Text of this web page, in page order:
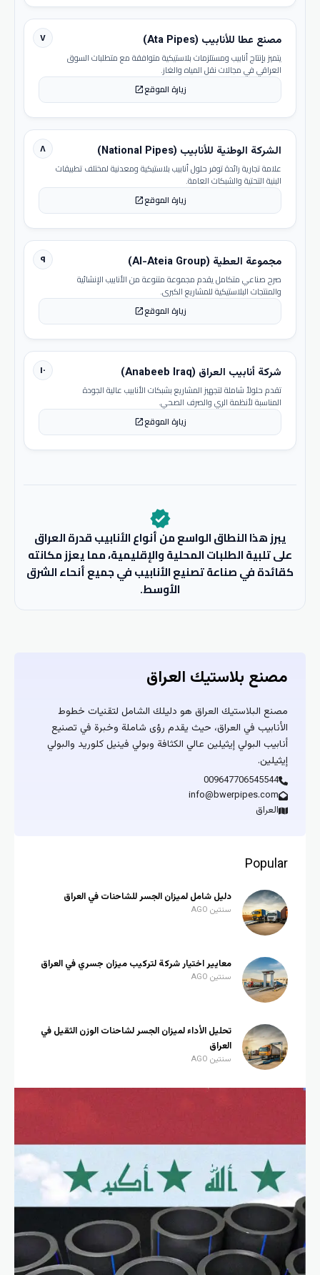
٧ مصنع عطا للأنابيب (Ata Pipes)
يتميز بإنتاج أنابيب ومستلزمات بلاستيكية متوافقة مع متطلبات السوق
العراقي في مجالات نقل المياه والغاز.
زيارة الموقعopen_in_new
٨ الشركة الوطنية للأنابيب (National Pipes)
علامة تجارية رائدة توفر حلول أنابيب بلاستيكية ومعدنية لمختلف تطبيقات
البنية التحتية والشبكات العامة.
زيارة الموقعopen_in_new
٩ مجموعة العطية (Al-Ateia Group)
صرح صناعي متكامل يقدم مجموعة متنوعة من الأنابيب الإنشائية
والمنتجات البلاستيكية للمشاريع الكبرى.
زيارة الموقعopen_in_new
١٠ شركة أنابيب العراق (Anabeeb Iraq)
تقدم حلولاً شاملة لتجهيز المشاريع بشبكات الأنابيب عالية الجودة
المناسبة لأنظمة الري والصرف الصحي.
زيارة الموقعopen_in_new
verified
يبرز هذا النطاق الواسع من أنواع الأنابيب قدرة العراق
على تلبية الطلبات المحلية والإقليمية، مما يعزز مكانته
كقائدة في صناعة تصنيع الأنابيب في جميع أنحاء الشرق
الأوسط.
مصنع بلاستيك العراق
مصنع البلاستيك العراق هو دليلك الشامل لتقنيات خطوط
الأنابيب في العراق، حيث يقدم رؤى شاملة وخبرة في تصنيع
أنابيب البولي إيثيلين عالي الكثافة وبولي فينيل كلوريد والبولي
إيثيلين.
009647706545544
info@bwerpipes.com
العراق
Popular
دليل شامل لميزان الجسر للشاحنات في العراق
سنتين AGO
معايير اختيار شركة لتركيب ميزان جسري في العراق
سنتين AGO
تحليل الأداء لميزان الجسر لشاحنات الوزن الثقيل في
العراق
سنتين AGO